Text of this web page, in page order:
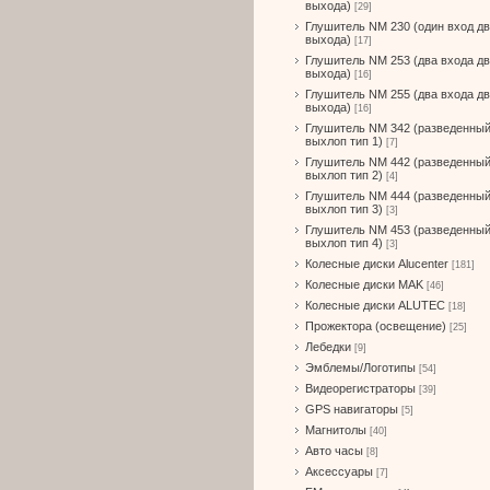
выхода) [29]
Глушитель NM 230 (один вход
выхода) [17]
Глушитель NM 253 (два входа
выхода) [16]
Глушитель NM 255 (два входа
выхода) [16]
Глушитель NM 342 (разведенный
выхлоп тип 1) [7]
Глушитель NM 442 (разведенный
выхлоп тип 2) [4]
Глушитель NM 444 (разведенный
выхлоп тип 3) [3]
Глушитель NM 453 (разведенный
выхлоп тип 4) [3]
Колесные диски Alucenter [181]
Колесные диски MAK [46]
Колесные диски ALUTEC [18]
Прожектора (освещение) [25]
Лебедки [9]
Эмблемы/Логотипы [54]
Видеорегистраторы [39]
GPS навигаторы [5]
Магнитолы [40]
Авто часы [8]
Аксессуары [7]